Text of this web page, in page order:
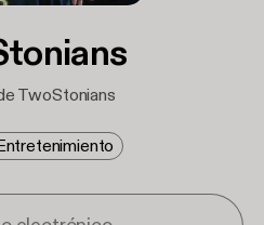
TwoStonians